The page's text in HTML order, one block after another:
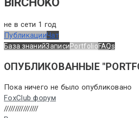
не в сети 1 год
ПубликацииЧат
База знанийЗаписиPortfolioFAQs
ОПУБЛИКОВАННЫЕ
Пока ничего не было опубликовано
FoxClub форум
////////////////